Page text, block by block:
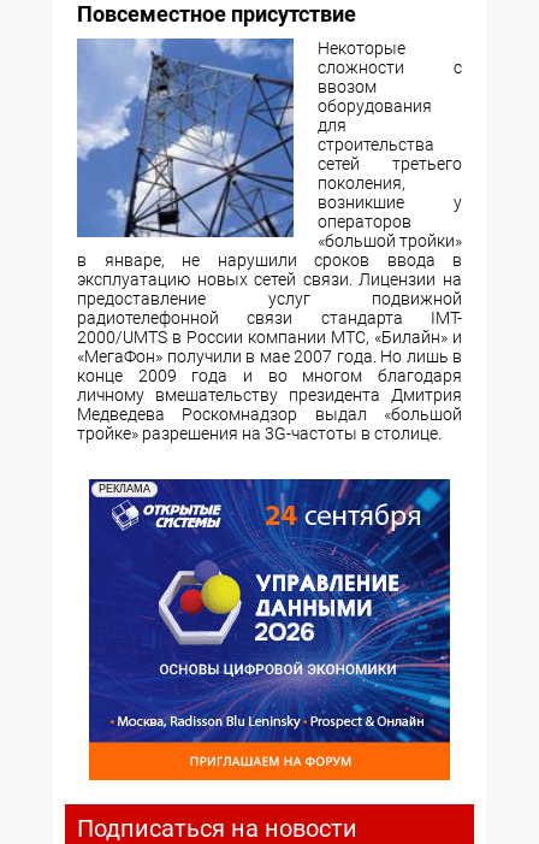
Повсеместное присутствие
Некоторые
сложности с
ввозом
оборудования
для
строительства
сетей третьего
поколения,
возникшие у
операторов
«большой тройки»
в январе, не нарушили сроков ввода в
эксплуатацию новых сетей связи. Лицензии на
предоставление услуг подвижной
радиотелефонной связи стандарта IMT-
2000/UMTS в России компании МТС, «Билайн» и
«МегаФон» получили в мае 2007 года. Но лишь в
конце 2009 года и во многом благодаря
личному вмешательству президента Дмитрия
Медведева Роскомнадзор выдал «большой
тройке» разрешения на 3G-частоты в столице.
РЕКЛАМА
Подписаться на новости